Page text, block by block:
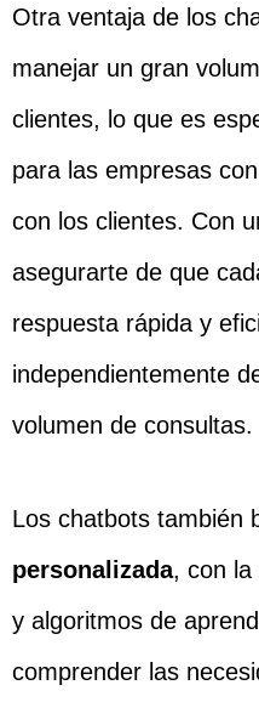
Otra ventaja de los
manejar un gran
clientes, lo que es
para las empresas
con los clientes. Con
asegurarte de que
respuesta rápida y
independientemente
volumen de consultas.
Los chatbots también
personalizada, con la
y algoritmos de
comprender las